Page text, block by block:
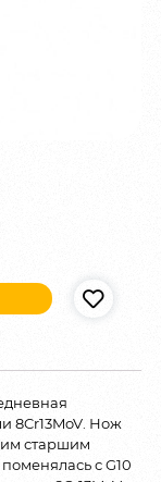
8Cr13MoV. Нож
старшим
с G10